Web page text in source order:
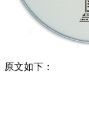
原文如下：